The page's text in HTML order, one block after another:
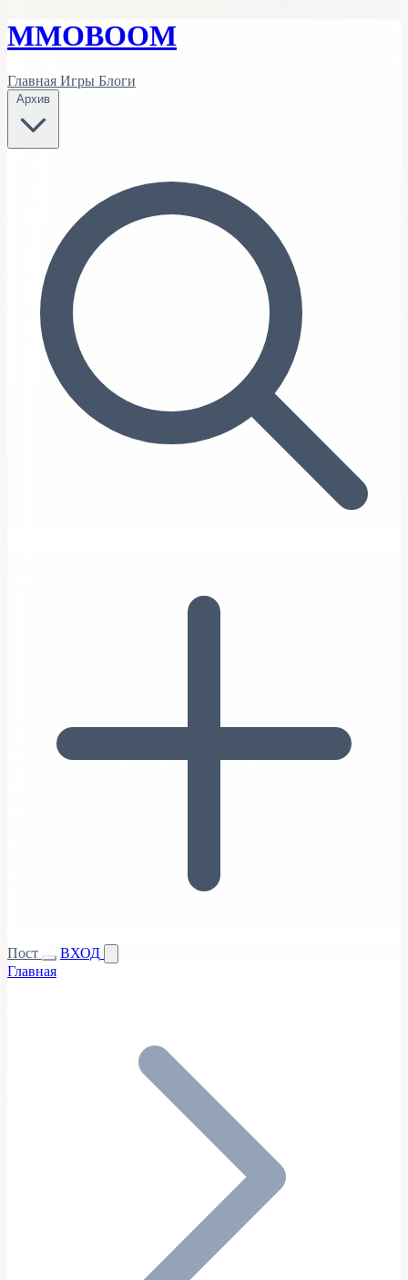
MMOBOOM
Главная Игры Блоги
Архив
Пост
ВХОД
Главная